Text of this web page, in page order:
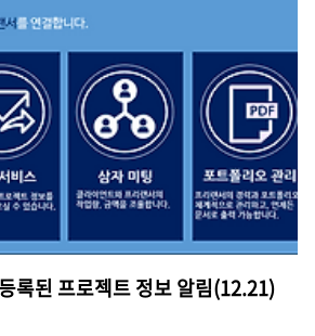
록된 프로젝트 정보 알림(12.21)